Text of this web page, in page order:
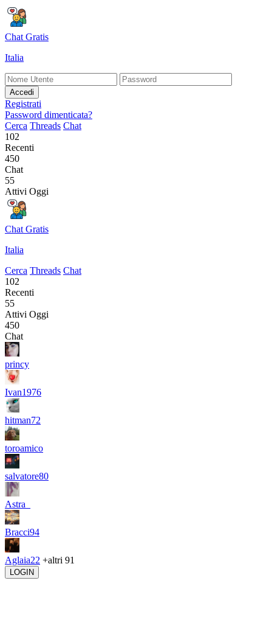
Chat Gratis
Italia
Accedi
Registrati
Password dimenticata?
Cerca Threads Chat
102
Recenti
450
Chat
55
Attivi Oggi
Chat Gratis
Italia
Cerca Threads Chat
102
Recenti
55
Attivi Oggi
450
Chat
princy
Ivan1976
hitman72
toroamico
salvatore80
Astra_
Bracci94
Aglaia22 +altri 91
LOGIN